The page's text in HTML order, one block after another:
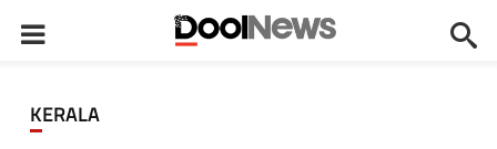
KERALA